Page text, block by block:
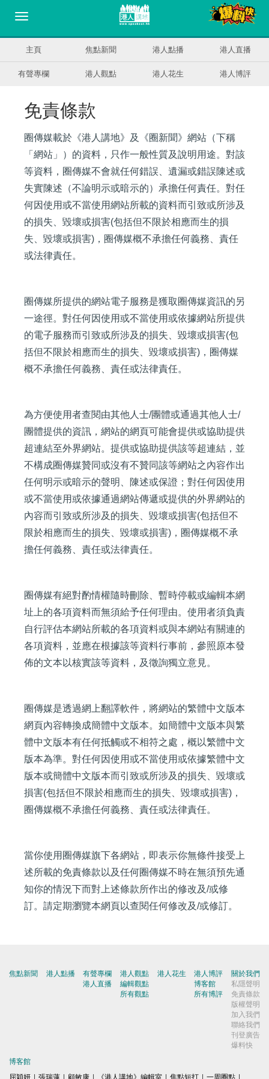
主頁 焦點新聞 港人點播 港人直播
有聲專欄 港人觀點 港人花生 港人博評
免責條款
圈傳媒載於《港人講地》及《圈新聞》網站（下稱
「網站」）的資料，只作一般性質及說明用途。對該
等資料，圈傳媒不會就任何錯誤、遺漏或錯誤陳述或
失實陳述（不論明示或暗示的）承擔任何責任。對任
何因使用或不當使用網站所載的資料而引致或所涉及
的損失、毀壞或損害(包括但不限於相應而生的損
失、毀壞或損害)，圈傳媒概不承擔任何義務、責任
或法律責任。
圈傳媒所提供的網站電子服務是獲取圈傳媒資訊的另
一途徑。對任何因使用或不當使用或依據網站所提供
的電子服務而引致或所涉及的損失、毀壞或損害(包
括但不限於相應而生的損失、毀壞或損害)，圈傳媒
概不承擔任何義務、責任或法律責任。
為方便使用者查閱由其他人士/團體或通過其他人士/
團體提供的資訊，網站的網頁可能會提供或協助提供
超連結至外界網站。提供或協助提供該等超連結，並
不構成圈傳媒贊同或沒有不贊同該等網站之內容作出
任何明示或暗示的聲明、陳述或保證；對任何因使用
或不當使用或依據通過網站傳遞或提供的外界網站的
內容而引致或所涉及的損失、毀壞或損害(包括但不
限於相應而生的損失、毀壞或損害)，圈傳媒概不承
擔任何義務、責任或法律責任。
圈傳媒有絕對酌情權隨時刪除、暫時停載或編輯本網
址上的各項資料而無須給予任何理由。使用者須負責
自行評估本網站所載的各項資料或與本網站有關連的
各項資料，並應在根據該等資料行事前，參照原本發
佈的文本以核實該等資料，及徵詢獨立意見。
圈傳媒是透過網上翻譯軟件，將網站的繁體中文版本
網頁內容轉換成簡體中文版本。如簡體中文版本與繁
體中文版本有任何抵觸或不相符之處，概以繁體中文
版本為準。對任何因使用或不當使用或依據繁體中文
版本或簡體中文版本而引致或所涉及的損失、毀壞或
損害(包括但不限於相應而生的損失、毀壞或損害)，
圈傳媒概不承擔任何義務、責任或法律責任。
當你使用圈傳媒旗下各網站，即表示你無條件接受上
述所載的免責條款以及任何圈傳媒不時在無須預先通
知你的情況下而對上述條款所作出的修改及/或修
訂。請定期瀏覽本網頁以查閱任何修改及/或修訂。
焦點新聞 港人點播
有聲專欄
港人直播
港人觀點
編輯觀點
所有觀點
港人花生
港人博評
博客館
所有博評
關於我們
私隱聲明
免責條款
版權聲明
加入我們
聯絡我們
刊登廣告
爆料快
博客館
屈穎妍
張瑞蓮 顧敏康 《港人講地》編輯室 焦點短打 一周圈點